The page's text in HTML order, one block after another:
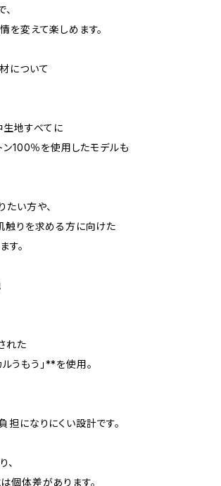
を変えて楽しめます。
について
生地すべてに
ン100％を使用したモデルも
たい方や、
触りを求める方に向けた
す。
れた
うもう」**を使用。
担になりにくい設計です。
個体差があります。